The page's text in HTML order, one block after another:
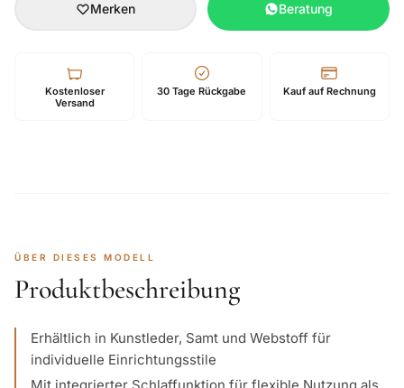
Merken Beratung
Kostenloser
Versand
30 Tage Rückgabe Kauf auf Rechnung
ÜBER DIESES MODELL
Produktbeschreibung
Erhältlich in Kunstleder, Samt und Webstoff für
individuelle Einrichtungsstile